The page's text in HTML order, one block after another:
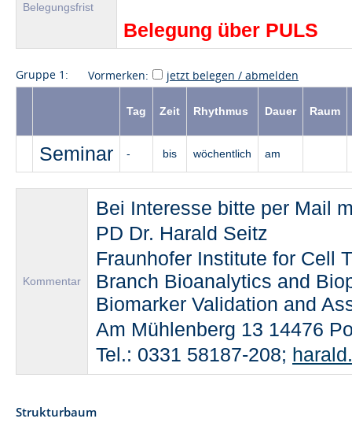
Belegungsfrist
Belegung über PULS
Gruppe 1: Vormerken: jetzt belegen / abmelden
Tag Zeit Rhythmus Dauer Raum
Seminar - bis wöchentlich am
Kommentar
Bei Interesse bitte per Mail
PD Dr. Harald Seitz
Fraunhofer Institute for Cell
Branch Bioanalytics and
Biomarker Validation and
Am Mühlenberg 13 14476
Tel.: 0331 58187-208;
Strukturbaum